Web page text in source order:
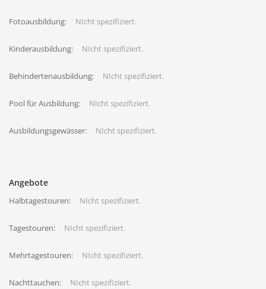
Fotoausbildung: NIcht spezifiziert.
Kinderausbildung: NIcht spezifiziert.
Behindertenausbildung: NIcht spezifiziert.
Pool für Ausbildung: NIcht spezifiziert.
Ausbildungsgewässer: NIcht spezifiziert.
Angebote
Halbtagestouren: NIcht spezifiziert.
Tagestouren: NIcht spezifiziert.
Mehrtagestouren: NIcht spezifiziert.
Nachttauchen: NIcht spezifiziert.